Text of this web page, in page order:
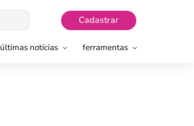
Cadastrar
últimas notícias ferramentas